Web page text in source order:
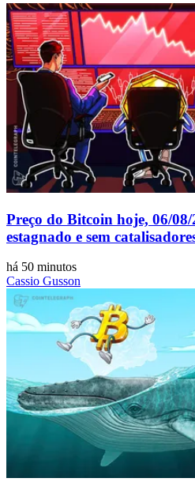
Preço do Bitcoin hoje, 06/
estagnado e sem
há 50 minutos
Cassio Gusson